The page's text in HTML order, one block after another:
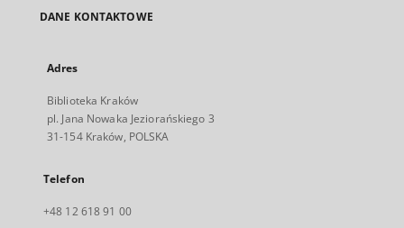
DANE KONTAKTOWE
Adres
Biblioteka Kraków
pl. Jana Nowaka Jeziorańskiego 3
31-154 Kraków, POLSKA
Telefon
+48 12 618 91 00